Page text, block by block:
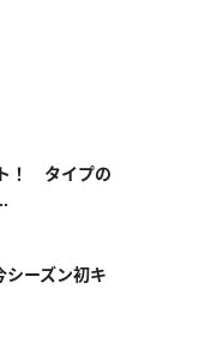
！ タイプの
シーズン初キ